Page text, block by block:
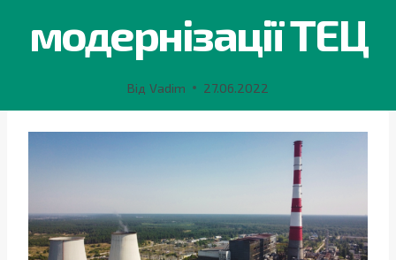
модернізації ТЕЦ
Від Vadim 27.06.2022